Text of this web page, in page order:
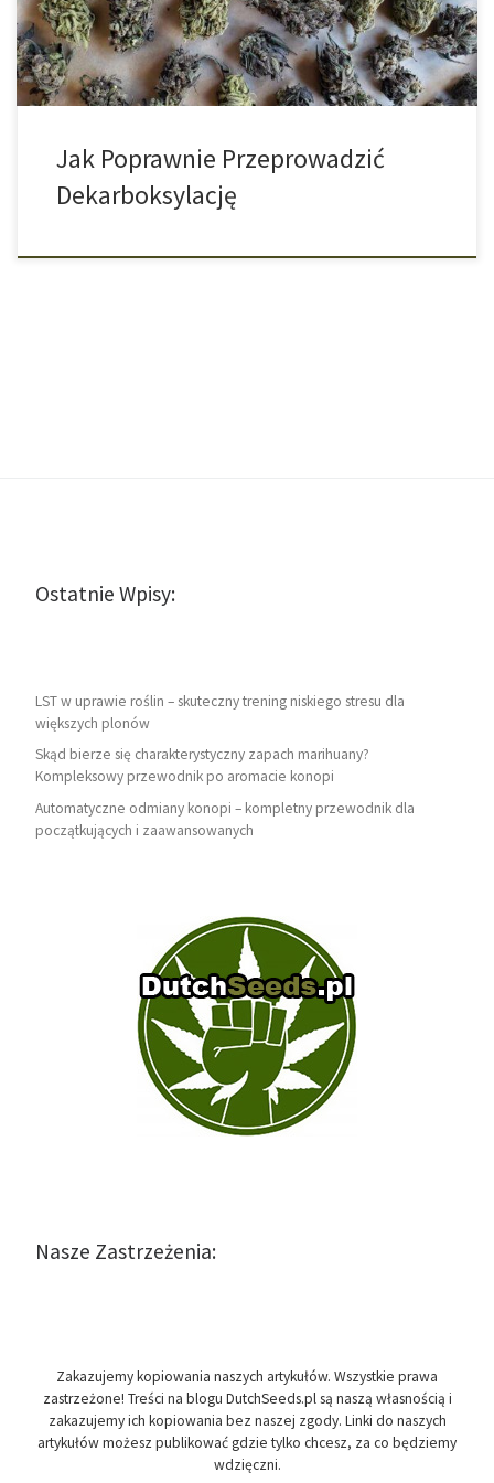
się do tego zabrać! Jeśli chcesz poczuć działanie THC, to […]
Jak Poprawnie Przeprowadzić
Dekarboksylację
Ostatnie Wpisy:
LST w uprawie roślin – skuteczny trening niskiego stresu dla
większych plonów
Skąd bierze się charakterystyczny zapach marihuany?
Kompleksowy przewodnik po aromacie konopi
Automatyczne odmiany konopi – kompletny przewodnik dla
początkujących i zaawansowanych
Nasze Zastrzeżenia:
Zakazujemy kopiowania naszych artykułów. Wszystkie prawa
zastrzeżone! Treści na blogu DutchSeeds.pl są naszą własnością i
zakazujemy ich kopiowania bez naszej zgody. Linki do naszych
artykułów możesz publikować gdzie tylko chcesz, za co będziemy
wdzięczni.